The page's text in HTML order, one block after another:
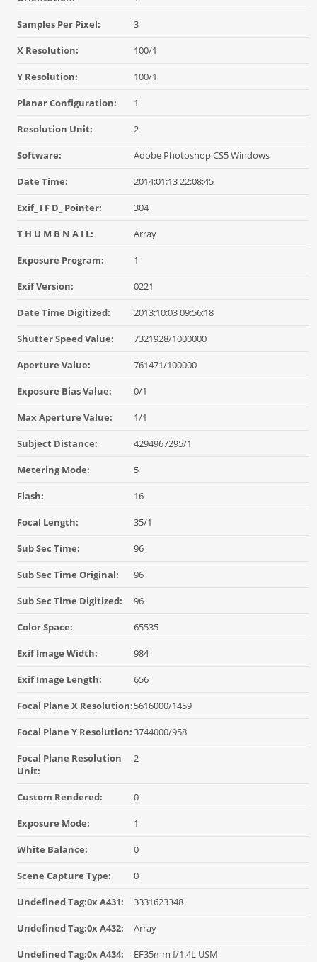
Samples Per Pixel: 3
X Resolution: 100/1
Y Resolution: 100/1
Planar Configuration: 1
Resolution Unit: 2
Software: Adobe Photoshop CS5 Windows
Date Time: 2014:01:13 22:08:45
Exif_ I F D_ Pointer: 304
T H U M B N A I L: Array
Exposure Program: 1
Exif Version: 0221
Date Time Digitized: 2013:10:03 09:56:18
Shutter Speed Value: 7321928/1000000
Aperture Value: 761471/100000
Exposure Bias Value: 0/1
Max Aperture Value: 1/1
Subject Distance: 4294967295/1
Metering Mode: 5
Flash: 16
Focal Length: 35/1
Sub Sec Time: 96
Sub Sec Time Original: 96
Sub Sec Time Digitized: 96
Color Space: 65535
Exif Image Width: 984
Exif Image Length: 656
Focal Plane X Resolution:5616000/1459
Focal Plane Y Resolution:3744000/958
Focal Plane Resolution
Unit:
2
Custom Rendered: 0
Exposure Mode: 1
White Balance: 0
Scene Capture Type: 0
Undefined Tag:0x A431: 3331623348
Undefined Tag:0x A432: Array
Undefined Tag:0x A434: EF35mm f/1.4L USM